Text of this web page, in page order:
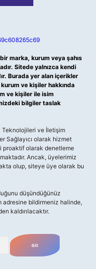
marka, kurum veya şahıs
Sitede yalnızca kendi
Burada yer alan içerikler
ve kişiler hakkında
ve kişiler ile isim
bilgiler taslak
Teknolojileri ve İletişim
Sağlayıcı olarak hizmet
proaktif olarak denetleme
Ancak, üyelerimiz
olup, siteye üye olarak bu
düşündüğünüz
adresine bildirmeniz halinde,
kaldırılacaktır.